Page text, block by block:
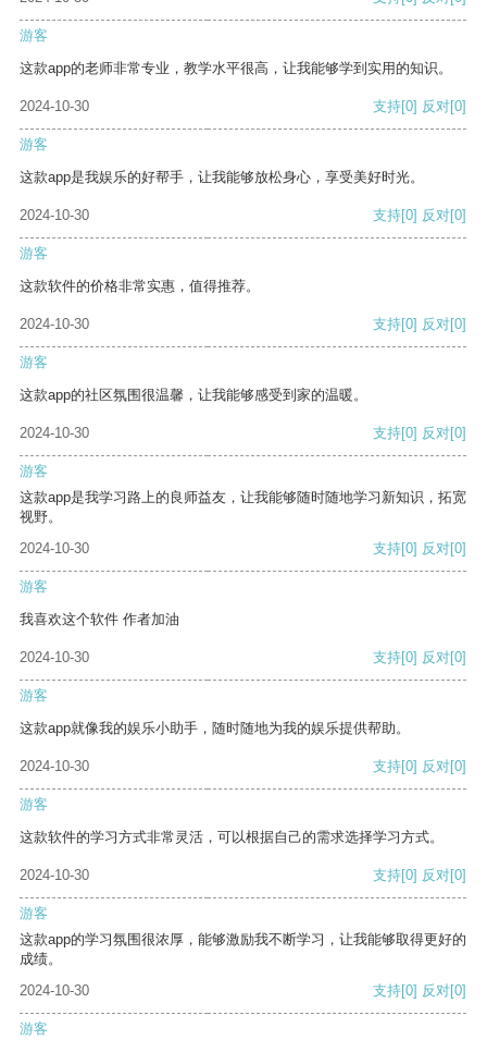
游客
这款app的老师非常专业，教学水平很高，让我能够学到实用的知识。
2024-10-30 支持[0] 反对[0]
游客
这款app是我娱乐的好帮手，让我能够放松身心，享受美好时光。
2024-10-30 支持[0] 反对[0]
游客
这款软件的价格非常实惠，值得推荐。
2024-10-30 支持[0] 反对[0]
游客
这款app的社区氛围很温馨，让我能够感受到家的温暖。
2024-10-30 支持[0] 反对[0]
游客
这款app是我学习路上的良师益友，让我能够随时随地学习新知识，拓宽
视野。
2024-10-30
支持[0] 反对[0]
游客
我喜欢这个软件 作者加油
2024-10-30 支持[0] 反对[0]
游客
这款app就像我的娱乐小助手，随时随地为我的娱乐提供帮助。
2024-10-30 支持[0] 反对[0]
游客
这款软件的学习方式非常灵活，可以根据自己的需求选择学习方式。
2024-10-30 支持[0] 反对[0]
游客
这款app的学习氛围很浓厚，能够激励我不断学习，让我能够取得更好的
成绩。
2024-10-30
支持[0] 反对[0]
游客